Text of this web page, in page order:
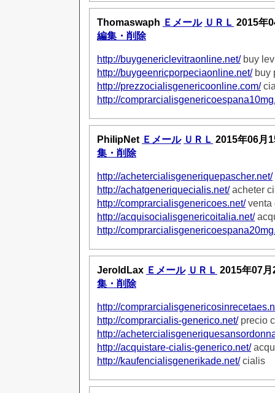
Thomaswaph Ｅメール ＵＲＬ 2015年
編集・削除
http://buygenericlevitraonline.net/buy
http://buygeenricporpeciaonline.net/buy
http://prezzocialisgenericoonline.com/
http://
PhilipNet Ｅメール ＵＲＬ 2015年06月
集・削除
http://achetercialisgeneriquepascher.net/
http://achatgeneriquecialis.net/acheter
http://comprarcialisgenericoes.net/venta
http://acquisocialisgenericoitalia.net/
http://
JeroldLax Ｅメール ＵＲＬ 2015年07
集・削除
http://
http://comprarcialis-generico.net/precio
http://
http://acquistare-cialis-generico.net/
http://kaufencialisgenerikade.net/cialis